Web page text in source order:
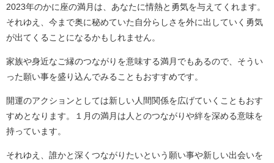
2023年のかに座の満月は、あなたに情熱と勇気を与えてくれます。
それゆえ、今まで奥に秘めていた自分らしさを外に出していく勇気
が出てくることになるかもしれません。
家族や身近なご縁のつながりを意味する満月でもあるので、そうい
った願い事を盛り込んでみることもおすすめです。
開運のアクションとしては新しい人間関係を広げていくこともおす
すめとなります。１月の満月は人とのつながりや絆を深める意味を
持っています。
それゆえ、誰かと深くつながりたいという願い事や新しい出会いを